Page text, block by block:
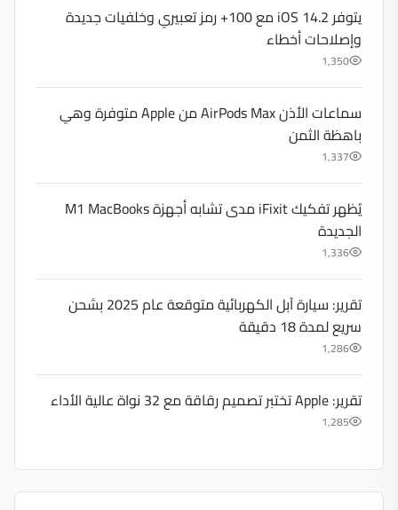
يتوفر iOS 14.2 مع 100+ رمز تعبيري وخلفيات جديدة
وإصلاحات أخطاء
1,350
سماعات الأذن AirPods Max من Apple متوفرة وهي
باهظة الثمن
1,337
يُظهر تفكيك iFixit مدى تشابه أجهزة M1 MacBooks
الجديدة
1,336
تقرير: سيارة آبل الكهربائية متوقعة عام 2025 بشحن
سريع لمدة 18 دقيقة
1,286
تقرير: Apple تختبر تصميم رقاقة مع 32 نواة عالية الأداء
1,285